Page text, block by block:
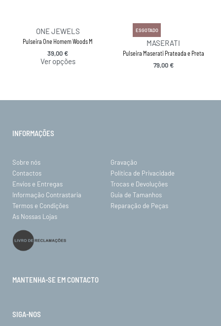
ONE JEWELS
Pulseira One Homem Woods M
39,00€
Ver opções
ESGOTADO
MASERATI
Pulseira Maserati Prateada e Preta
79,00€
INFORMAÇÕES
Sobre nós
Gravação
Contactos
Política de Privacidade
Envios e Entregas
Trocas e Devoluções
Informação Contrastaria
Guia de Tamanhos
Termos e Condições
Reparação de Peças
As Nossas Lojas
MANTENHA-SE EM CONTACTO
SIGA-NOS